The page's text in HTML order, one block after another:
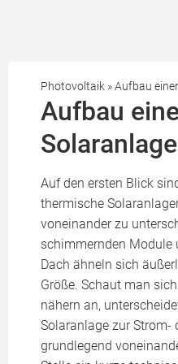
Photovoltaik »Aufbau
Aufbau
Solaranlage
Auf den ersten Blick
thermische
voneinander zu
schimmernden Module
Dach ähneln sich
Größe. Schaut man
nähern an,
Solaranlage zur Strom-
grundlegend